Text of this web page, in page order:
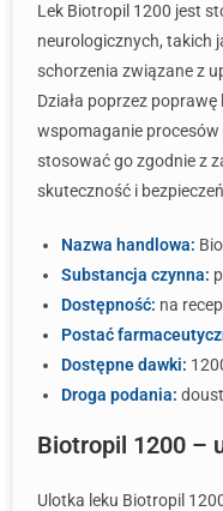
Lek Biotropil 1200 jest
neurologicznych, takich
schorzenia związane z
Działa poprzez
wspomaganie
stosować go zgodnie z
skuteczność i
Nazwa handlowa:
Substancja czynna:
Dostępność: na
Postać
Dostępne dawki:
Droga podania:
Biotropil 1200 –
Ulotka leku Biotropil